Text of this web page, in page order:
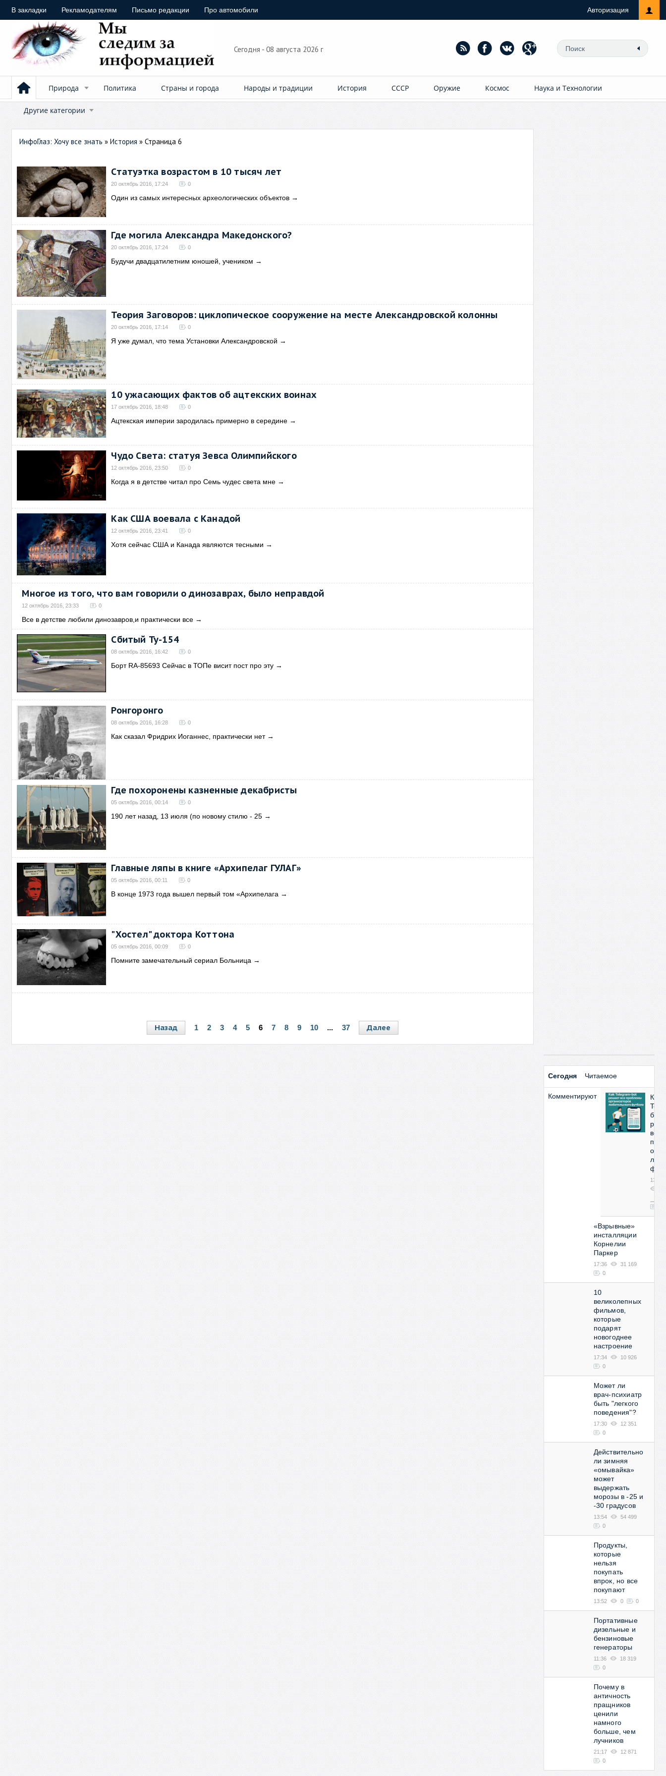
В закладки Рекламодателям Письмо редакции Про автомобили Авторизация
Сегодня - 08 августа 2026 г
Природа Политика Страны и города Народы и традиции История СССР Оружие Космос Наука и Технологии
Другие категории
ИнфоГлаз: Хочу все знать »История » Страница 6
Статуэтка возрастом в 10 тысяч лет
20 октябрь 2016, 17:24 0
Один из самых интересных археологических объектов →
Где могила Александра Македонского?
20 октябрь 2016, 17:24 0
Будучи двадцатилетним юношей, учеником →
Теория Заговоров: циклопическое сооружение на месте Александровской колонны
20 октябрь 2016, 17:14 0
Я уже думал, что тема Установки Александровской →
10 ужасающих фактов об ацтекских воинах
17 октябрь 2016, 18:48 0
Ацтекская империи зародилась примерно в середине →
Чудо Света: статуя Зевса Олимпийского
12 октябрь 2016, 23:50 0
Когда я в детстве читал про Семь чудес света мне →
Как США воевала с Канадой
12 октябрь 2016, 23:41 0
Хотя сейчас США и Канада являются тесными →
Многое из того, что вам говорили о динозаврах, было неправдой
12 октябрь 2016, 23:33 0
Все в детстве любили динозавров,и практически все →
Сбитый Ту-154
08 октябрь 2016, 16:42 0
Борт RA-85693 Сейчас в ТОПе висит пост про эту →
Ронгоронго
08 октябрь 2016, 16:28 0
Как сказал Фридрих Иоганнес, практически нет→
Где похоронены казненные декабристы
05 октябрь 2016, 00:14 0
190 лет назад, 13 июля (по новому стилю - 25 →
Главные ляпы в книге «Архипелаг ГУЛАГ»
05 октябрь 2016, 00:11 0
В конце 1973 года вышел первый том «Архипелага →
"Хостел" доктора Коттона
05 октябрь 2016, 00:09 0
Помните замечательный сериал Больница →
Назад 1 2 3 4 5 6 7 8 9 10 ... 37 Далее
Сегодня Читаемое
Комментируют
Как
бот
все
13:53
«Взрывные»
инсталляции
Корнелии
Паркер
17:36
31 169
0
10
великолепных
фильмов,
которые
подарят
новогоднее
настроение
17:34
10 926
0
Может ли
врач-психиатр
быть "легкого
поведения"?
17:30
12 351
0
Действительно
ли зимняя
«омывайка»
может
выдержать
морозы в -25 и
-30 градусов
13:54
54 499
0
Продукты,
которые
нельзя
покупать
впрок, но все
покупают
13:52 0 0
Портативные
дизельные и
бензиновые
генераторы
11:36
18 319
0
Почему в
античность
пращников
ценили
намного
больше, чем
лучников
21:17
12 871
0